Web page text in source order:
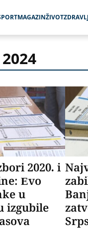
MAGAZINŽIVOT
2020. i
Evo
u
izgubile